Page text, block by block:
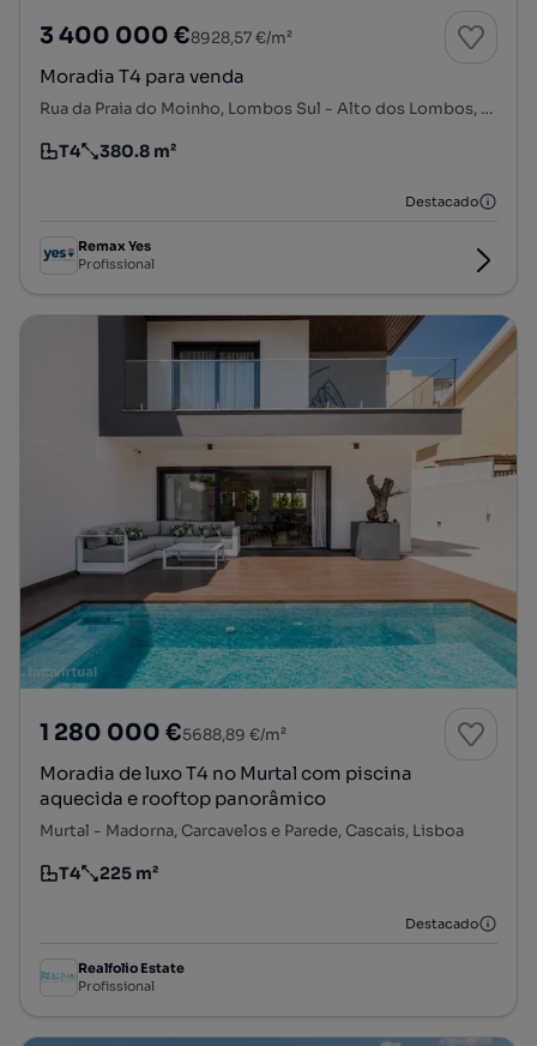
3 400 000 €8928,57 €/m²
Moradia T4 para venda
Rua da Praia do Moinho, Lombos Sul - Alto dos Lombos, Carcavelos e Parede, Cascais, Lisboa
Tipologia
T4
Preço por metro quadrado
380.8 m²
Destacado
Remax Yes
Profissional
1 280 000 €5688,89 €/m²
Moradia de luxo T4 no Murtal com piscina
aquecida e rooftop panorâmico
Murtal - Madorna, Carcavelos e Parede, Cascais, Lisboa
Tipologia
T4
Preço por metro quadrado
225 m²
Destacado
Realfolio Estate
Profissional